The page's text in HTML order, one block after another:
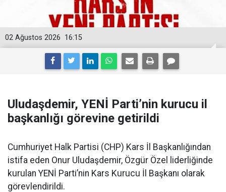
16:15
02 Ağustos 2026
Uludaşdemir, YENİ Parti’nin kurucu il
başkanlığı görevine getirildi
Cumhuriyet Halk Partisi (CHP) Kars İl Başkanlığından
istifa eden Onur Uludaşdemir, Özgür Özel liderliğinde
kurulan YENİ Parti’nin Kars Kurucu İl Başkanı olarak
görevlendirildi.